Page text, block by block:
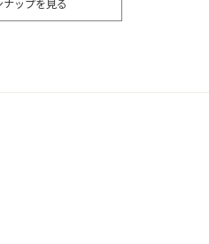
ップを見る